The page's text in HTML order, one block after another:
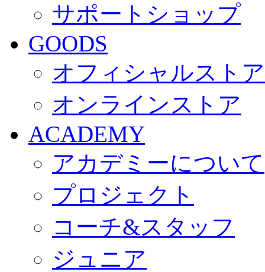
サポートショップ
GOODS
オフィシャルスト
オンラインストア
ACADEMY
アカデミーについて
プロジェクト
コーチ&スタッフ
ジュニア